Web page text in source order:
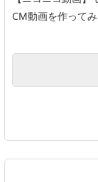
CM動画を作って